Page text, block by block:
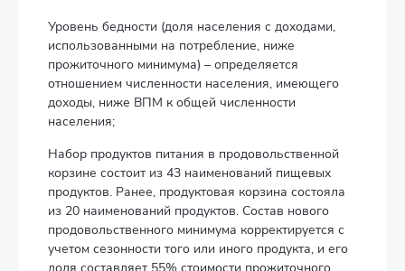
Уровень бедности (доля населения с доходами,
использованными на потребление, ниже
прожиточного минимума) – определяется
отношением численности населения, имеющего
доходы, ниже ВПМ к общей численности
населения;
Набор продуктов питания в продовольственной
корзине состоит из 43 наименований пищевых
продуктов. Ранее, продуктовая корзина состояла
из 20 наименований продуктов. Состав нового
продовольственного минимума корректируется с
учетом сезонности того или иного продукта, и его